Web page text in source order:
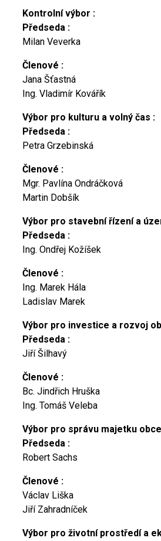
Kontrolní výbor :
Předseda :
Milan Veverka
Členové :
Jana Šťastná
Ing. Vladimír Kovářík
Výbor pro kulturu a volný čas :
Předseda :
Petra Grzebinská
Členové :
Mgr. Pavlína Ondráčková
Martin Dobšík
Výbor pro stavební řízení a
Předseda :
Ing. Ondřej Kožíšek
Členové :
Ing. Marek Hála
Ladislav Marek
Výbor pro investice a rozvoj
Předseda :
Jiří Šilhavý
Členové :
Bc. Jindřich Hruška
Ing. Tomáš Veleba
Výbor pro správu majetku
Předseda :
Robert Sachs
Členové :
Václav Liška
Jiří Zahradníček
Výbor pro životní prostředí a